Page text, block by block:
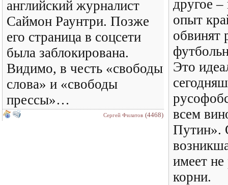
английский журналист
Саймон Раунтри. Позже
его страница в соцсети
была заблокирована.
Видимо, в честь «свободы
слова» и «свободы
прессы»…
Сергей Филатов (4468)
другое –
опыт
обвинят
Это
всем
Путин».
имеет не
корни.